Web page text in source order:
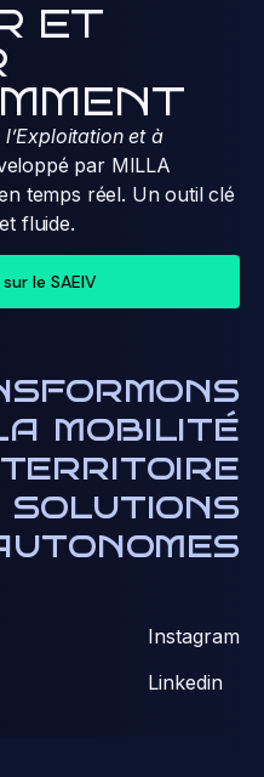
ET
l’Exploitation et à
par MILLA
temps réel. Un outil clé
fluide.
le SAEIV
mobilité
territoire
solutions
Instagram
Linkedin